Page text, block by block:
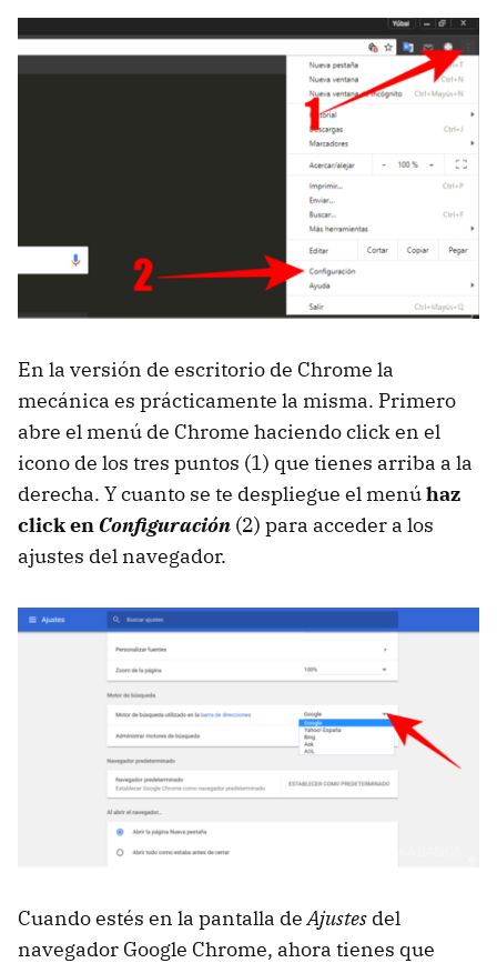
En la versión de escritorio de Chrome la
mecánica es prácticamente la misma. Primero
abre el menú de Chrome haciendo click en el
icono de los tres puntos (1) que tienes arriba a la
derecha. Y cuanto se te despliegue el menúhaz
click enConfiguración (2) para acceder a los
ajustes del navegador.
Cuando estés en la pantalla deAjustes del
navegador Google Chrome, ahora tienes que